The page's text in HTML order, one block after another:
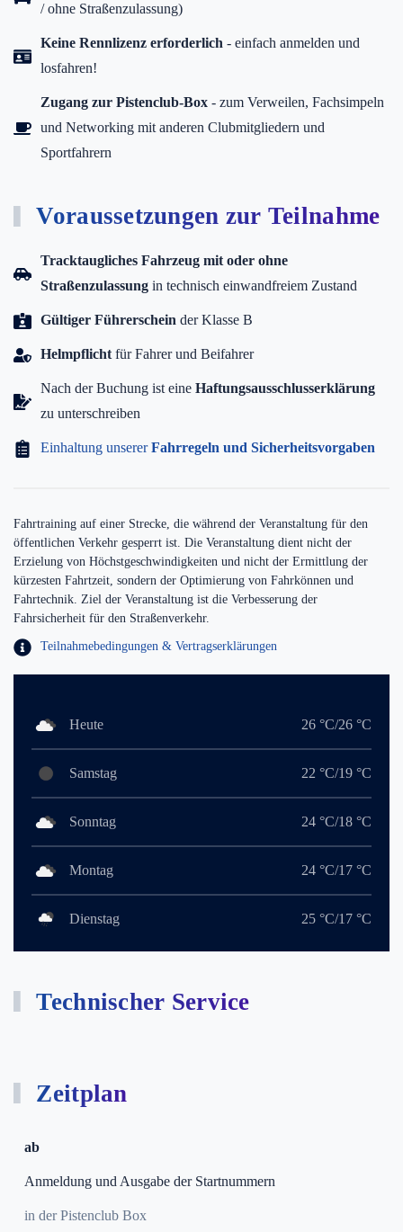
/ ohne Straßenzulassung)
Keine Rennlizenz erforderlich - einfach anmelden und
losfahren!
Zugang zur Pistenclub-Box - zum Verweilen, Fachsimpeln
und Networking mit anderen Clubmitgliedern und
Sportfahrern
Voraussetzungen zur Teilnahme
Tracktaugliches Fahrzeug mit oder ohne
Straßenzulassung in technisch einwandfreiem Zustand
Gültiger Führerschein der Klasse B
Helmpflicht für Fahrer und Beifahrer
Nach der Buchung ist eine Haftungsausschlusserklärung
zu unterschreiben
Einhaltung unsererFahrregeln und Sicherheitsvorgaben
Fahrtraining auf einer Strecke, die während der Veranstaltung für den
öffentlichen Verkehr gesperrt ist. Die Veranstaltung dient nicht der
Erzielung von Höchstgeschwindigkeiten und nicht der Ermittlung der
kürzesten Fahrtzeit, sondern der Optimierung von Fahrkönnen und
Fahrtechnik. Ziel der Veranstaltung ist die Verbesserung der
Fahrsicherheit für den Straßenverkehr.
Teilnahmebedingungen & Vertragserklärungen
Heute 26 °C/26 °C
Samstag 22 °C/19 °C
Sonntag 24 °C/18 °C
Montag 24 °C/17 °C
Dienstag 25 °C/17 °C
Technischer Service
Zeitplan
ab
Anmeldung und Ausgabe der Startnummern
in der Pistenclub Box